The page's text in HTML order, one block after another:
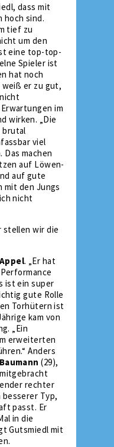
dass mit
hoch sind.
tief zu
um den
eine top-top-
Spieler ist
hat noch
er zu gut,
im
wirken. „Die
brutal
viel
Das machen
auf Löwen-
auf gute
mit den Jungs
nicht
stellen wir die
. „Er hat
ist ein super
gute Rolle
Torhütern ist
kam von
„Ein
erweiterten
Anders
(29),
rechter
Typ,
passt. Er
in die
Gutsmiedl mit